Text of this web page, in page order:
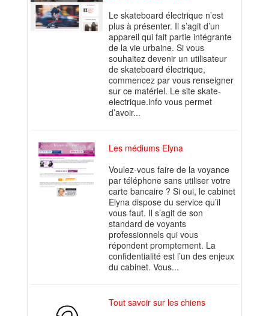
Le skateboard électrique n’est
plus à présenter. Il s’agit d’un
appareil qui fait partie intégrante
de la vie urbaine. Si vous
souhaitez devenir un utilisateur
de skateboard électrique,
commencez par vous renseigner
sur ce matériel. Le site skate-
electrique.info vous permet
d’avoir...
Les médiums Elyna
Voulez-vous faire de la voyance
par téléphone sans utiliser votre
carte bancaire ? Si oui, le cabinet
Elyna dispose du service qu’il
vous faut. Il s’agit de son
standard de voyants
professionnels qui vous
répondent promptement. La
confidentialité est l’un des enjeux
du cabinet. Vous...
Tout savoir sur les chiens